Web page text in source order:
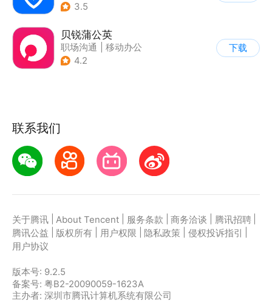
3.5
贝锐蒲公英
职场沟通
移动办公
4.2
下载
联系我们
关于腾讯 About Tencent 服务条款 商务洽谈 腾讯招聘
腾讯公益
版权所有 用户权限 隐私政策 侵权投诉指引
用户协议
版本号: 9.2.5
备案号: 粤B2-20090059-1623A
主办者: 深圳市腾讯计算机系统有限公司